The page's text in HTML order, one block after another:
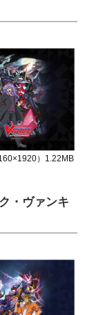
）1.22MB
・ヴァンキ